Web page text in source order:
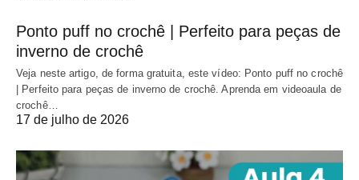
Ponto puff no crochê | Perfeito para peças de
inverno de crochê
Veja neste artigo, de forma gratuita, este vídeo: Ponto puff no crochê
| Perfeito para peças de inverno de crochê. Aprenda em videoaula de
crochê…
17 de julho de 2026